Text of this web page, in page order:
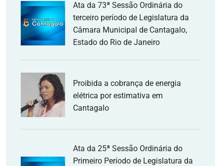
Ata da 73ª Sessão Ordinária do
terceiro período de Legislatura da
Câmara Municipal de Cantagalo,
Estado do Rio de Janeiro
Proibida a cobrança de energia
elétrica por estimativa em
Cantagalo
Ata da 25ª Sessão Ordinária do
Primeiro Período de Legislatura da